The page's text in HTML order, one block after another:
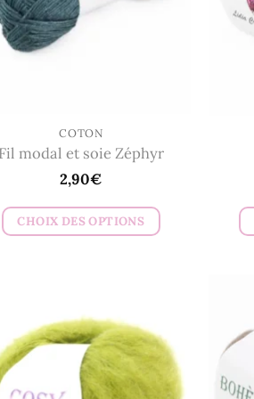
COTON
Fil modal et soie Zéphyr
2,90€
CHOIX DES OPTIONS
plusieurs
variations.
Les
options